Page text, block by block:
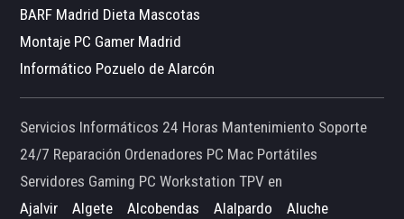
BARF Madrid Dieta Mascotas
Montaje PC Gamer Madrid
Informático Pozuelo de Alarcón
Servicios Informáticos 24 Horas Mantenimiento Soporte
24/7 Reparación Ordenadores PC Mac Portátiles
Servidores Gaming PC Workstation TPV en
Ajalvir
Algete Alcobendas Alalpardo
Aluche